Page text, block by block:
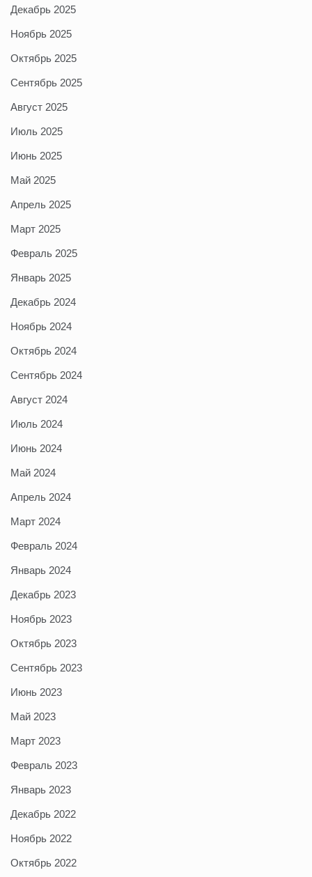
Декабрь 2025
Ноябрь 2025
Октябрь 2025
Сентябрь 2025
Август 2025
Июль 2025
Июнь 2025
Май 2025
Апрель 2025
Март 2025
Февраль 2025
Январь 2025
Декабрь 2024
Ноябрь 2024
Октябрь 2024
Сентябрь 2024
Август 2024
Июль 2024
Июнь 2024
Май 2024
Апрель 2024
Март 2024
Февраль 2024
Январь 2024
Декабрь 2023
Ноябрь 2023
Октябрь 2023
Сентябрь 2023
Июнь 2023
Май 2023
Март 2023
Февраль 2023
Январь 2023
Декабрь 2022
Ноябрь 2022
Октябрь 2022